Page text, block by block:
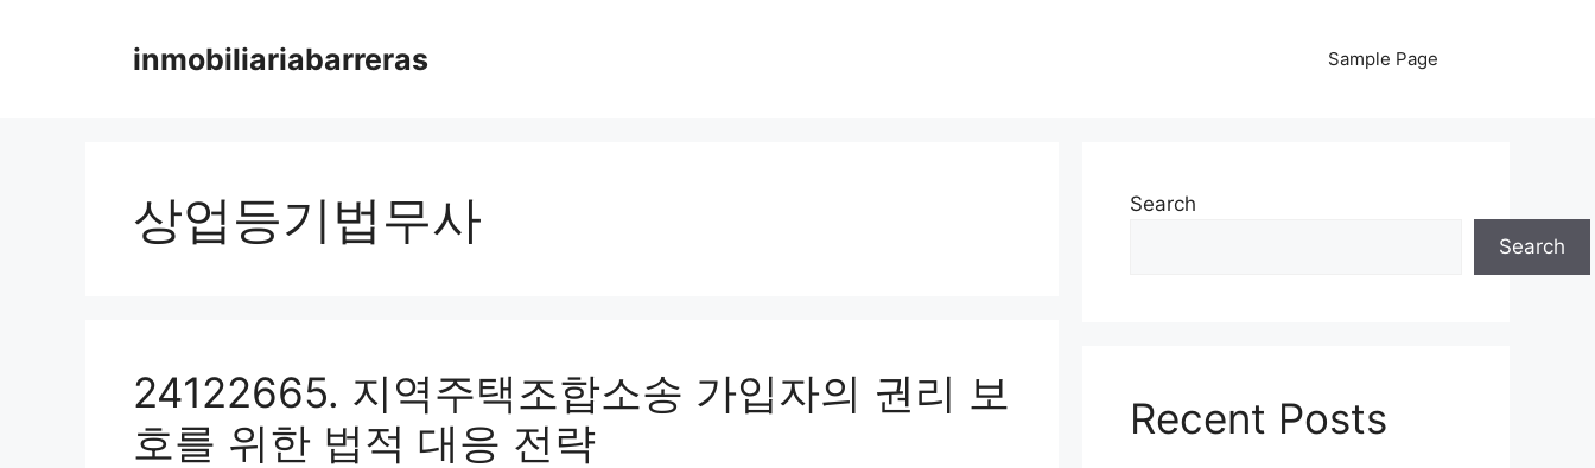
inmobiliariabarreras Sample Page
상업등기법무사
24122665. 지역주택조합소송 가입자의 권리 보
호를 위한 법적 대응 전략
Search
Search
Recent Posts